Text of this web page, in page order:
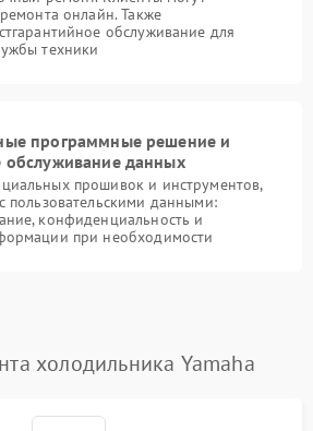
онлайн. Также
обслуживание для
техники
программные решение и
обслуживание данных
прошивок и инструментов,
пользовательскими данными:
конфиденциальность и
при необходимости
холодильника Yamaha